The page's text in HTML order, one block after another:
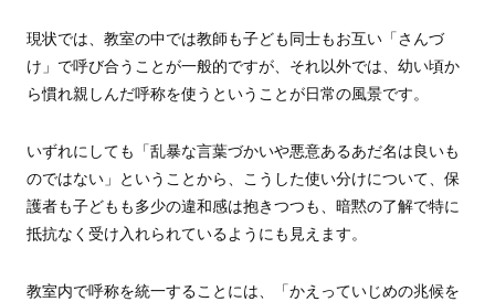
現状では、教室の中では教師も子ども同士もお互い「さんづ
け」で呼び合うことが一般的ですが、それ以外では、幼い頃か
ら慣れ親しんだ呼称を使うということが日常の風景です。
いずれにしても「乱暴な言葉づかいや悪意あるあだ名は良いも
のではない」ということから、こうした使い分けについて、保
護者も子どもも多少の違和感は抱きつつも、暗黙の了解で特に
抵抗なく受け入れられているようにも見えます。
教室内で呼称を統一することには、「かえっていじめの兆候を